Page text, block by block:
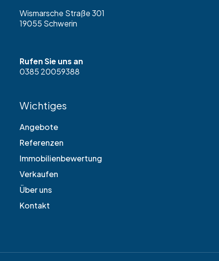
Wismarsche Straße 301
19055 Schwerin
Rufen Sie uns an
0385 20059388
Wichtiges
Angebote
Referenzen
Immobilienbewertung
Verkaufen
Über uns
Kontakt